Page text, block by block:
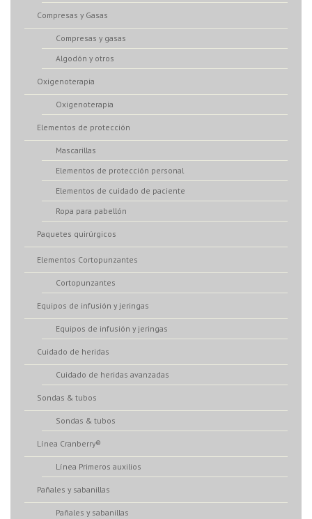
Compresas y Gasas
Compresas y gasas
Algodón y otros
Oxigenoterapia
Oxigenoterapia
Elementos de protección
Mascarillas
Elementos de protección personal
Elementos de cuidado de paciente
Ropa para pabellón
Paquetes quirúrgicos
Elementos Cortopunzantes
Cortopunzantes
Equipos de infusión y jeringas
Equipos de infusión y jeringas
Cuidado de heridas
Cuidado de heridas avanzadas
Sondas & tubos
Sondas & tubos
Línea Cranberry®
Línea Primeros auxilios
Pañales y sabanillas
Pañales y sabanillas